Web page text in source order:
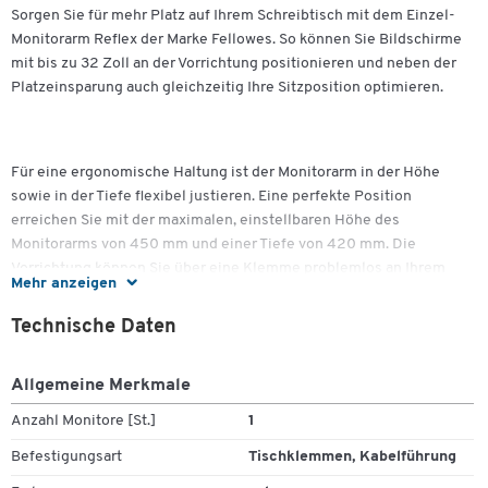
Mehr anzeigen
Sorgen Sie für mehr Platz auf Ihrem Schreibtisch mit dem Einzel-
Monitorarm Reflex der Marke Fellowes. So können Sie Bildschirme
mit bis zu 32 Zoll an der Vorrichtung positionieren und neben der
Platzeinsparung auch gleichzeitig Ihre Sitzposition optimieren.
Für eine ergonomische Haltung ist der Monitorarm in der Höhe
sowie in der Tiefe flexibel justieren. Eine perfekte Position
erreichen Sie mit der maximalen, einstellbaren Höhe des
Monitorarms von 450 mm und einer Tiefe von 420 mm. Die
Vorrichtung können Sie über eine Klemme problemlos an Ihrem
Schreibtisch befestigen. Selbst für die lästigen Kabel bietet der
Monitorarm eine Lösung in Form einer Kabelführung. Somit bleibt
an der Vorrichtung befestigen. Anschließend lässt sich der
Bildschrim bis zu 45 Grad nach oben oder unten neigen, in einem
drehen.
Technische Daten
Allgemeine Merkmale
Anzahl Monitore [St.] 1
Befestigungsart Tischklemmen, Kabelführung